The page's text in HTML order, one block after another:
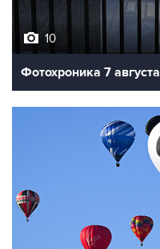
10
Фотохроника 7 августа